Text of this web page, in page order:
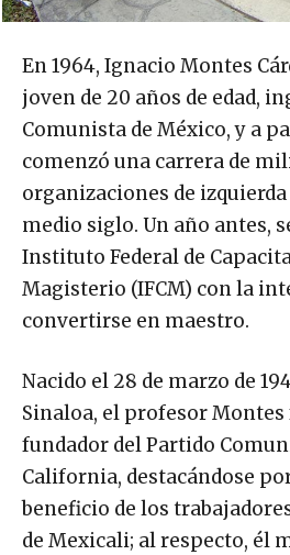
En 1964, Ignacio Montes
joven de 20 años de edad,
Comunista de México, y a
comenzó una carrera de
organizaciones de izquierda
medio siglo. Un año antes,
Instituto Federal de
Magisterio (IFCM) con la
convertirse en maestro.
Nacido el 28 de marzo de
Sinaloa, el profesor
fundador del Partido
California, destacándose
beneficio de los
de Mexicali; al respecto, él